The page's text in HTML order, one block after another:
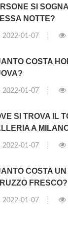
SI
NOTTE?
2022-01-07
COSTA
2022-01-07
SI TROVA IL
A
2022-01-07
COSTA UN
FRESCO?
2022-01-07